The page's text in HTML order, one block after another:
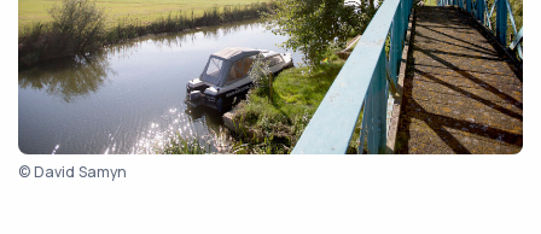
© David Samyn